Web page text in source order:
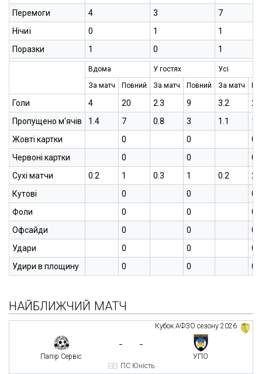
Перемоги
4 3
7
Нічиї
0 1
1
Поразки
1 0 1
Вдома У гостях
Усі
За матч
Повний За матч Повний За матч
Голи 4 20 2.3 9 3.2
29
Пропущено м'ячів
1.4 7 0.8 3 1.1
10
Жовті картки
0 0
0
Червоні картки
0 0
0
Сухі матчи
0.2 1 0.3 1 0.2
2
Кутові
0 0
0
Фоли
0 0
0
Офсайди
0 0
0
Удари
0 0
0
Удири в площину
0 0 0
НАЙБЛИЖЧИЙ МАТЧ
Кубок АФЗО сезону 2026
Папір Сервіс
- -
УПО
ПС Юність